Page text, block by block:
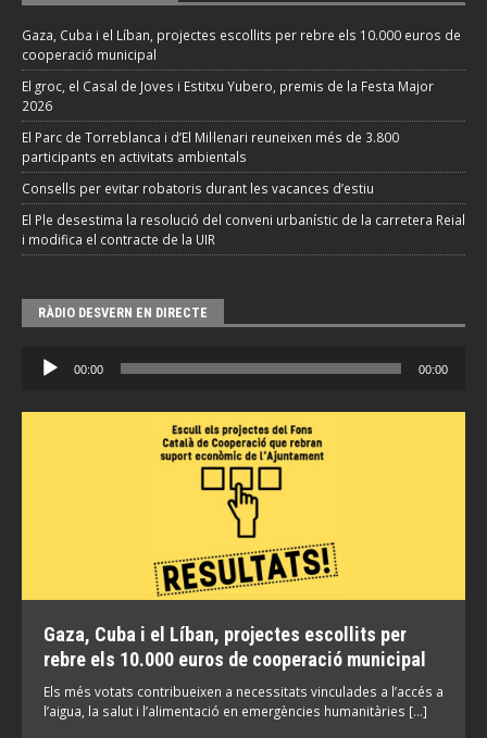
Gaza, Cuba i el Líban, projectes escollits per rebre els 10.000 euros de
cooperació municipal
El groc, el Casal de Joves i Estitxu Yubero, premis de la Festa Major
2026
El Parc de Torreblanca i d’El Mil·lenari reuneixen més de 3.800
participants en activitats ambientals
Consells per evitar robatoris durant les vacances d’estiu
El Ple desestima la resolució del conveni urbanístic de la carretera Reial
i modifica el contracte de la UIR
RÀDIO DESVERN EN DIRECTE
Reproductor
d'àudio
00:00 00:00
Gaza, Cuba i el Líban, projectes escollits per
rebre els 10.000 euros de cooperació municipal
Els més votats contribueixen a necessitats vinculades a l’accés a
l’aigua, la salut i l’alimentació en emergències humanitàries […]